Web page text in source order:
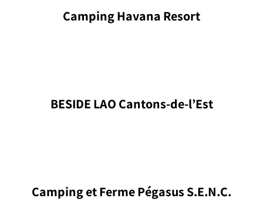
Camping Havana Resort
BESIDE LAO Cantons-de-l’Est
Camping et Ferme Pégasus S.E.N.C.